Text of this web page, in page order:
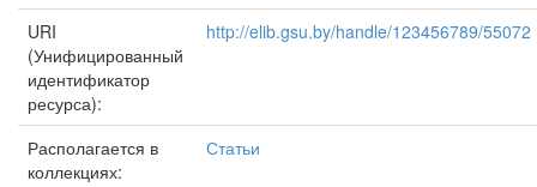
URI
(Унифицированный
идентификатор
ресурса):
http://elib.gsu.by/handle/123456789/55072
Располагается в
коллекциях:
Статьи